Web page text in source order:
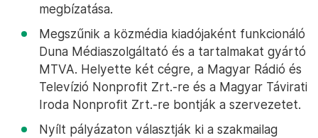
megbízatása.
Megszűnik a közmédia kiadójaként funkcionáló
Duna Médiaszolgáltató és a tartalmakat gyártó
MTVA. Helyette két cégre, a Magyar Rádió és
Televízió Nonprofit Zrt.-re és a Magyar Távirati
Iroda Nonprofit Zrt.-re bontják a szervezetet.
Nyílt pályázaton választják ki a szakmailag